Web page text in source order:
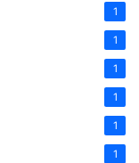
1
1
1
1
1
1